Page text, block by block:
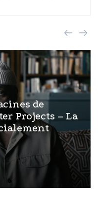
de
Projects – La